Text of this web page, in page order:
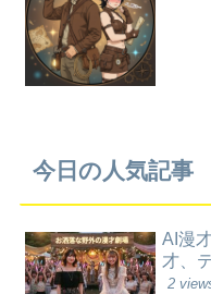
今日の人気記事
AI漫
才、
2